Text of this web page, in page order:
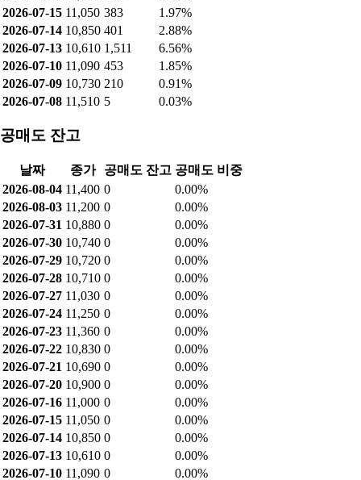
2026-08-04 11,400 0
0.00%
2026-08-03 11,200 306
1.26%
2026-07-31 10,880 163
1.17%
2026-07-30 10,740 394
2.18%
2026-07-29 10,720 1,564
5.42%
2026-07-28 10,710 47
0.47%
2026-07-24 11,250
2026-07-22
10,830 178
1.73%
2026-07-21 10,690 709
5.67%
2026-07-20 10,900 678
5.62%
2026-07-16 11,000 182
3.79%
2026-07-15 11,050 383
1.97%
2026-07-14 10,850 401
2.88%
2026-07-13 10,610 1,511
6.56%
2026-07-10 11,090 453
1.85%
2026-07-09 10,730 210
0.91%
2026-07-08 11,510 5 0.03%
공매도 잔고
날짜 종가 공매도 잔고
공매도 비중
2026-08-04 11,400 0
0.00%
2026-08-03 11,200 0
0.00%
2026-07-31 10,880 0
0.00%
2026-07-30 10,740 0
0.00%